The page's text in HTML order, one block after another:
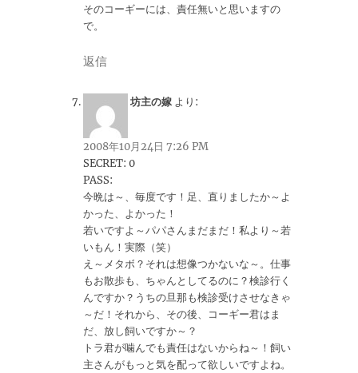
そのコーギーには、責任無いと思いますの
で。
返信
坊主の嫁 より:
2008年10月24日 7:26 PM
SECRET: 0
PASS:
今晩は～、毎度です！足、直りましたか～よ
かった、よかった！
若いですよ～パパさんまだまだ！私より～若
いもん！実際（笑）
え～メタボ？それは想像つかないな～。仕事
もお散歩も、ちゃんとしてるのに？検診行く
んですか？うちの旦那も検診受けさせなきゃ
～だ！それから、その後、コーギー君はま
だ、放し飼いですか～？
トラ君が噛んでも責任はないからね～！飼い
主さんがもっと気を配って欲しいですよね。